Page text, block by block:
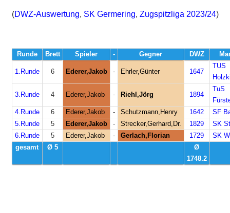
(DWZ-Auswertung, SK Germering, Zugspitzliga 2023/24)
Runde Brett Spieler - Gegner DWZ
1.Runde 6 Ederer,Jakob - Ehrler,Günter 1647
TUS
3.Runde 4 Ederer,Jakob - Riehl,Jörg 1894
TuS
4.Runde
6 Ederer,Jakob - Schutzmann,Henry 1642
SF
5.Runde
5 Ederer,Jakob - Strecker,Gerhard,Dr. 1829
SK
6.Runde
5 Ederer,Jakob - Gerlach,Florian 1729
SK
gesamt
Ø 5
Ø
1748.2